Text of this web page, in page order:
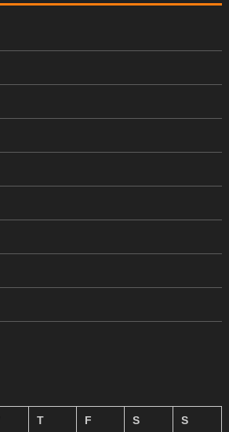
T F S S